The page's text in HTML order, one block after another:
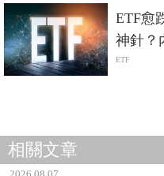
ETF愈
神針？
旋風險
ETF
相關文章